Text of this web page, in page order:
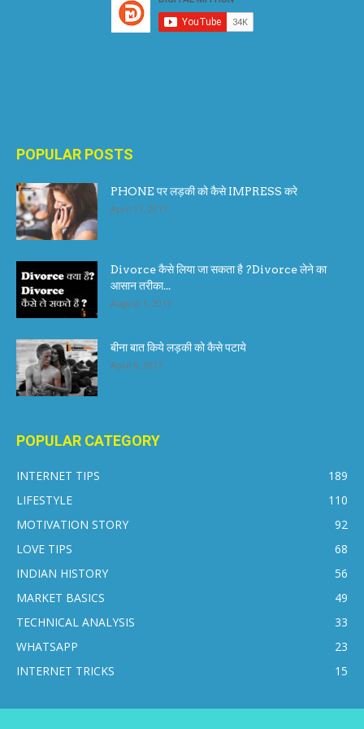
POPULAR POSTS
PHONE पर लड़की को कैसे IMPRESS करे
April 17, 2017
Divorce कैसे लिया जा सकता है ?Divorce लेने का
आसान तरीका...
August 1, 2017
बीना बात किये लड़की को कैसे पटाये
April 6, 2017
POPULAR CATEGORY
INTERNET TIPS
189
LIFESTYLE
110
MOTIVATION STORY
92
LOVE TIPS
68
INDIAN HISTORY
56
MARKET BASICS
49
TECHNICAL ANALYSIS
33
WHATSAPP
23
INTERNET TRICKS
15